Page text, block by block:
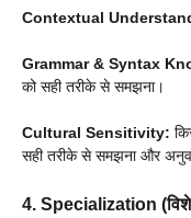
Contextual
Grammar & Syntax
को सही तरीके से समझना।
Cultural Sensitivity:
सही तरीके से समझना और
4. Specialization